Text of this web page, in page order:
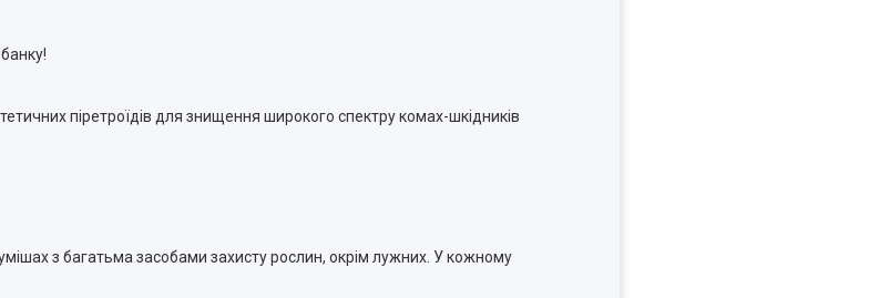
піретроїдів для знищення широкого спектру комах-шкідників
з багатьма засобами захисту рослин, окрім лужних. У кожному